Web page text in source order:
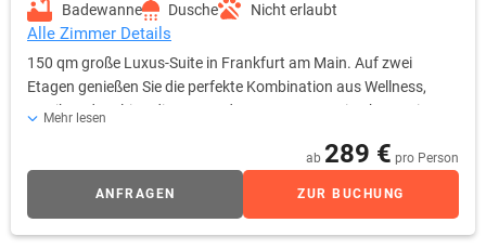
Badewanne
Dusche Nicht erlaubt
Alle Zimmer Details
150 qm große Luxus-Suite in Frankfurt am Main. Auf zwei
Etagen genießen Sie die perfekte Kombination aus Wellness,
Erotik und Multimedia-Anwendung - Nur zu zweit, ohne weitere
Mehr lesen
ab 289 € pro Person
ANFRAGEN ZUR BUCHUNG